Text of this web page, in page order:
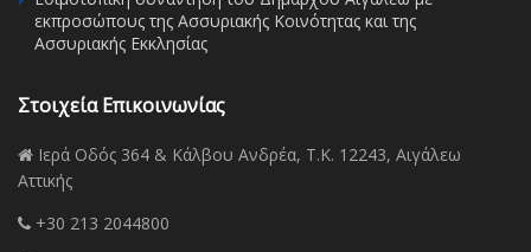
εκπροσώπους της Ασσυριακής Κοινότητας και της
Ασσυριακής Εκκλησίας
Στοιχεία Επικοινωνίας
Ιερά Οδός 364 & Κάλβου Ανδρέα, Τ.Κ. 12243, Αιγάλεω
Αττικής
+30 213 2044800